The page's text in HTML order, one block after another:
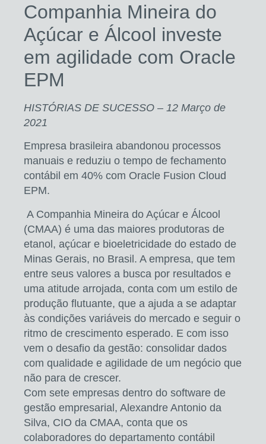
Companhia Mineira do
Açúcar e Álcool investe
em agilidade com Oracle
EPM
HISTÓRIAS DE SUCESSO – 12 Março de
2021
Empresa brasileira abandonou processos
manuais e reduziu o tempo de fechamento
contábil em 40% com Oracle Fusion Cloud
EPM.
A Companhia Mineira do Açúcar e Álcool
(CMAA) é uma das maiores produtoras de
etanol, açúcar e bioeletricidade do estado de
Minas Gerais, no Brasil. A empresa, que tem
entre seus valores a busca por resultados e
uma atitude arrojada, conta com um estilo de
produção flutuante, que a ajuda a se adaptar
às condições variáveis do mercado e seguir o
ritmo de crescimento esperado. E com isso
vem o desafio da gestão: consolidar dados
com qualidade e agilidade de um negócio que
não para de crescer.
Com sete empresas dentro do software de
gestão empresarial, Alexandre Antonio da
Silva, CIO da CMAA, conta que os
colaboradores do departamento contábil